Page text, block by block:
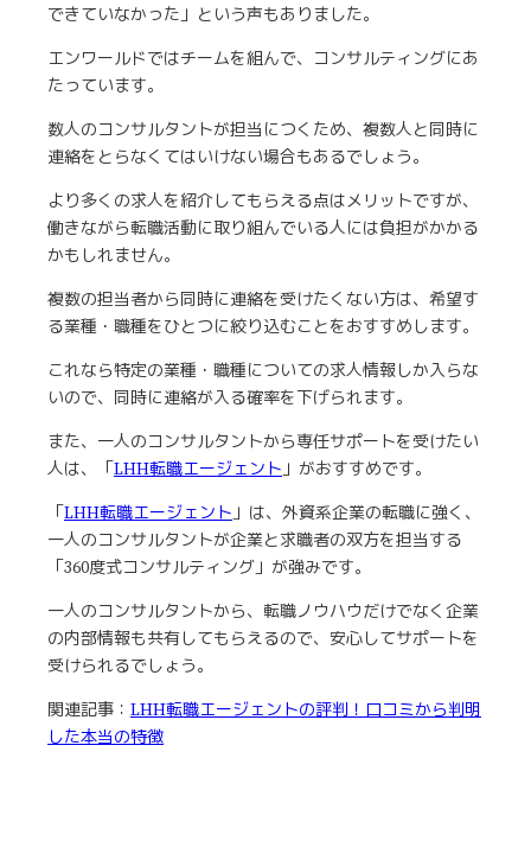
できていなかった」という声もありました。
エンワールドではチームを組んで、コンサルティングにあ
たっています。
数人のコンサルタントが担当につくため、複数人と同時に
連絡をとらなくてはいけない場合もあるでしょう。
より多くの求人を紹介してもらえる点はメリットですが、
働きながら転職活動に取り組んでいる人には負担がかかる
かもしれません。
複数の担当者から同時に連絡を受けたくない方は、希望す
る業種・職種をひとつに絞り込むことをおすすめします。
これなら特定の業種・職種についての求人情報しか入らな
いので、同時に連絡が入る確率を下げられます。
また、一人のコンサルタントから専任サポートを受けたい
人は、「 LHH転職エージェント」がおすすめです。
「 LHH転職エージェント」は、外資系企業の転職に強く、
一人のコンサルタントが企業と求職者の双方を担当する
「360度式コンサルティング」が強みです。
一人のコンサルタントから、転職ノウハウだけでなく企業
の内部情報も共有してもらえるので、安心してサポートを
受けられるでしょう。
関連記事： LHH転職エージェントの評判！口コミから判明
した本当の特徴